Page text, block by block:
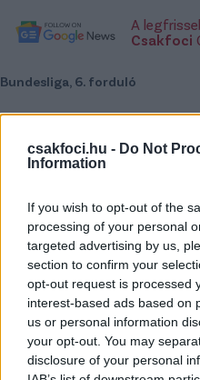
csakfoci.hu - Do Not
Information
If you wish to opt-out of the
processing of your personal
targeted advertising by us,
section to confirm your
opt-out request is processed
interest-based ads based on
us or personal information
your opt-out. You may
disclosure of your personal
A
Csakfoci
Bundesliga, 6. forduló
ellen. Ekkor Harit
védelem alaposan
szorításából kibújva,
bólintott.
A szünet után az 56.
Stuttgart. Egy felívelés
labdába a tizenhatoson